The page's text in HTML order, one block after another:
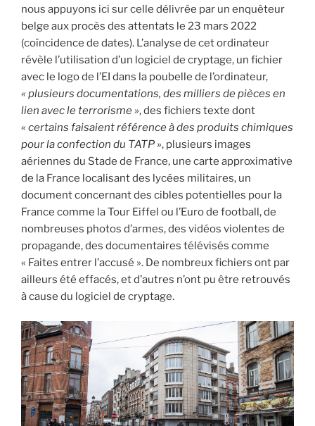
nous appuyons ici sur celle délivrée par un enquêteur
belge aux procès des attentats le 23 mars 2022
(coïncidence de dates). L’analyse de cet ordinateur
révèle l’utilisation d’un logiciel de cryptage, un fichier
avec le logo de l’EI dans la poubelle de l’ordinateur,
« plusieurs documentations, des milliers de pièces en
lien avec le terrorisme », des fichiers texte dont
« certains faisaient référence à des produits chimiques
pour la confection du TATP », plusieurs images
aériennes du Stade de France, une carte approximative
de la France localisant des lycées militaires, un
document concernant des cibles potentielles pour la
France comme la Tour Eiffel ou l’Euro de football, de
nombreuses photos d’armes, des vidéos violentes de
propagande, des documentaires télévisés comme
« Faites entrer l’accusé ». De nombreux fichiers ont par
ailleurs été effacés, et d’autres n’ont pu être retrouvés
à cause du logiciel de cryptage.